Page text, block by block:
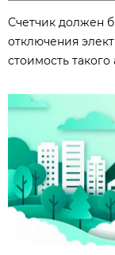
Счетчик должен
отключения
стоимость